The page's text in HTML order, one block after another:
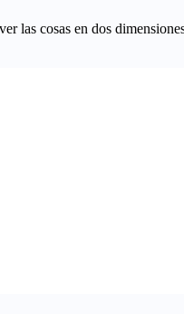
las cosas en dos